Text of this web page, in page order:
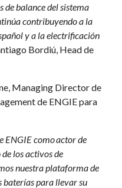
de balance del sistema
contribuyendo a la
y a la electrificación
Bordiú, Head de
Managing Director de
de ENGIE para
ENGIE comoactor de
los activos de
nuestra plataforma de
baterías para llevar su